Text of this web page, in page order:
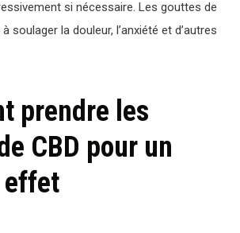
si nécessaire. Les gouttes de
soulager la douleur, l’anxiété et d’autres
prendre les
CBD pour un
effet